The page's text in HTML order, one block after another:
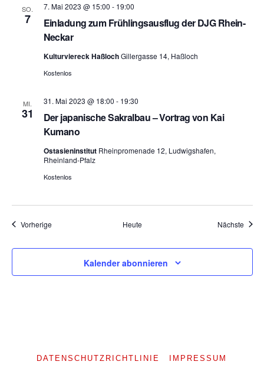
SO.
7
Einladung zum Frühlingsausflug der DJG Rhein-
Neckar
7. Mai 2023 @ 15:00 - 19:00
Kulturviereck HaßlochGillergasse 14, Haßloch
Kostenlos
MI.
31
Der japanische Sakralbau – Vortrag von Kai
Kumano
31. Mai 2023 @ 18:00 - 19:30
Ostasieninstitut Rheinpromenade 12, Ludwigshafen,
Rheinland-Pfalz
Kostenlos
VorherigeVeranstaltungen Heute Nächste
Kalender abonnieren
DATENSCHUTZRICHTLINIE IMPRESSUM